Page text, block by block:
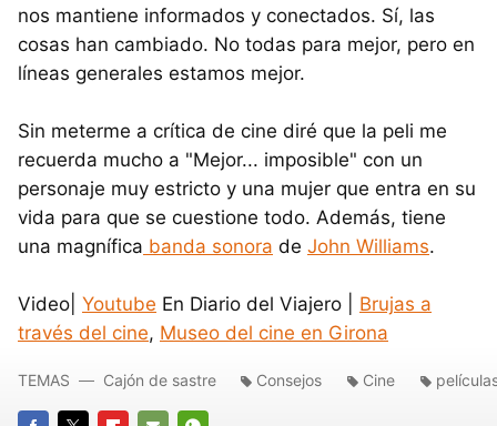
nos mantiene informados y conectados. Sí, las
cosas han cambiado. No todas para mejor, pero en
líneas generales estamos mejor.
Sin meterme a crítica de cine diré que la peli me
recuerda mucho a "Mejor... imposible" con un
personaje muy estricto y una mujer que entra en su
vida para que se cuestione todo. Además, tiene
una magnífica banda sonora de John Williams.
Video| Youtube En Diario del Viajero | Brujas a
través del cine, Museo del cine en Girona
TEMAS Cajón de sastre Consejos Cine